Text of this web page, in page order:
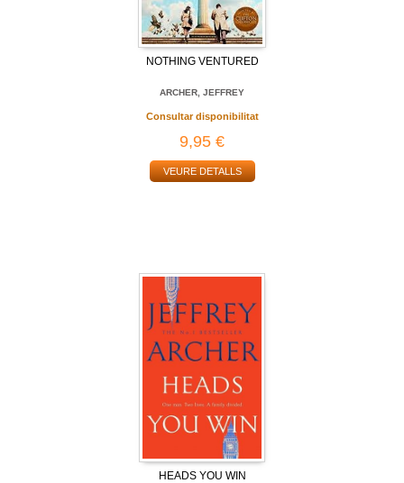
NOTHING VENTURED
ARCHER, JEFFREY
Consultar disponibilitat
9,95 €
VEURE DETALLS
HEADS YOU WIN